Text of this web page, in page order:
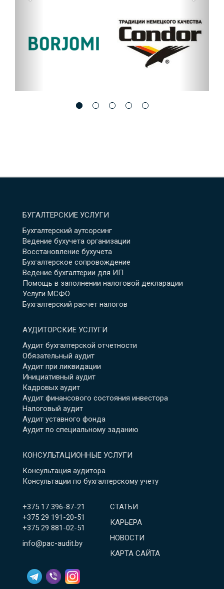
БУГАЛТЕРСКИЕ УСЛУГИ
Бухгалтерский аутсорсинг
Ведение бухучета организации
Восстановление бухучета
Бухгалтерское сопровождение
Ведение бухгалтерии для ИП
Помощь в заполнении налоговой декларации
Услуги МСФО
Бухгалтерский расчет налогов
АУДИТОРСКИЕ УСЛУГИ
Аудит бухгалтерской отчетности
Обязательный аудит
Аудит при ликвидации
Инициативный аудит
Кадровых аудит
Аудит финансового состояния инвестора
Налоговый аудит
Аудит уставного фонда
Аудит по специальному заданию
КОНСУЛЬТАЦИОННЫЕ УСЛУГИ
Консультация аудитора
Консультации по бухгалтерскому учету
+375 17 396-87-21
+375 29 191-20-51
+375 29 881-02-51
info@pac-audit.by
СТАТЬИ
КАРЬЕРА
НОВОСТИ
КАРТА САЙТА